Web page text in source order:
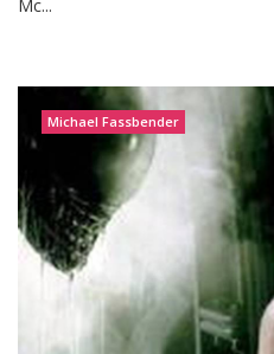
Mc...
Michael Fassbender